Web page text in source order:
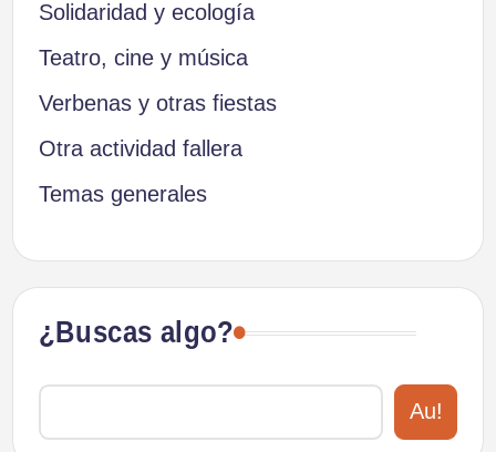
Solidaridad y ecología
Teatro, cine y música
Verbenas y otras fiestas
Otra actividad fallera
Temas generales
¿Buscas algo?
Au!